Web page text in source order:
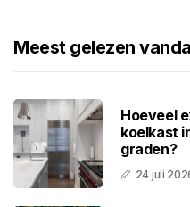
Meest gelezen
Hoeveel
koelkast
graden?
24 juli